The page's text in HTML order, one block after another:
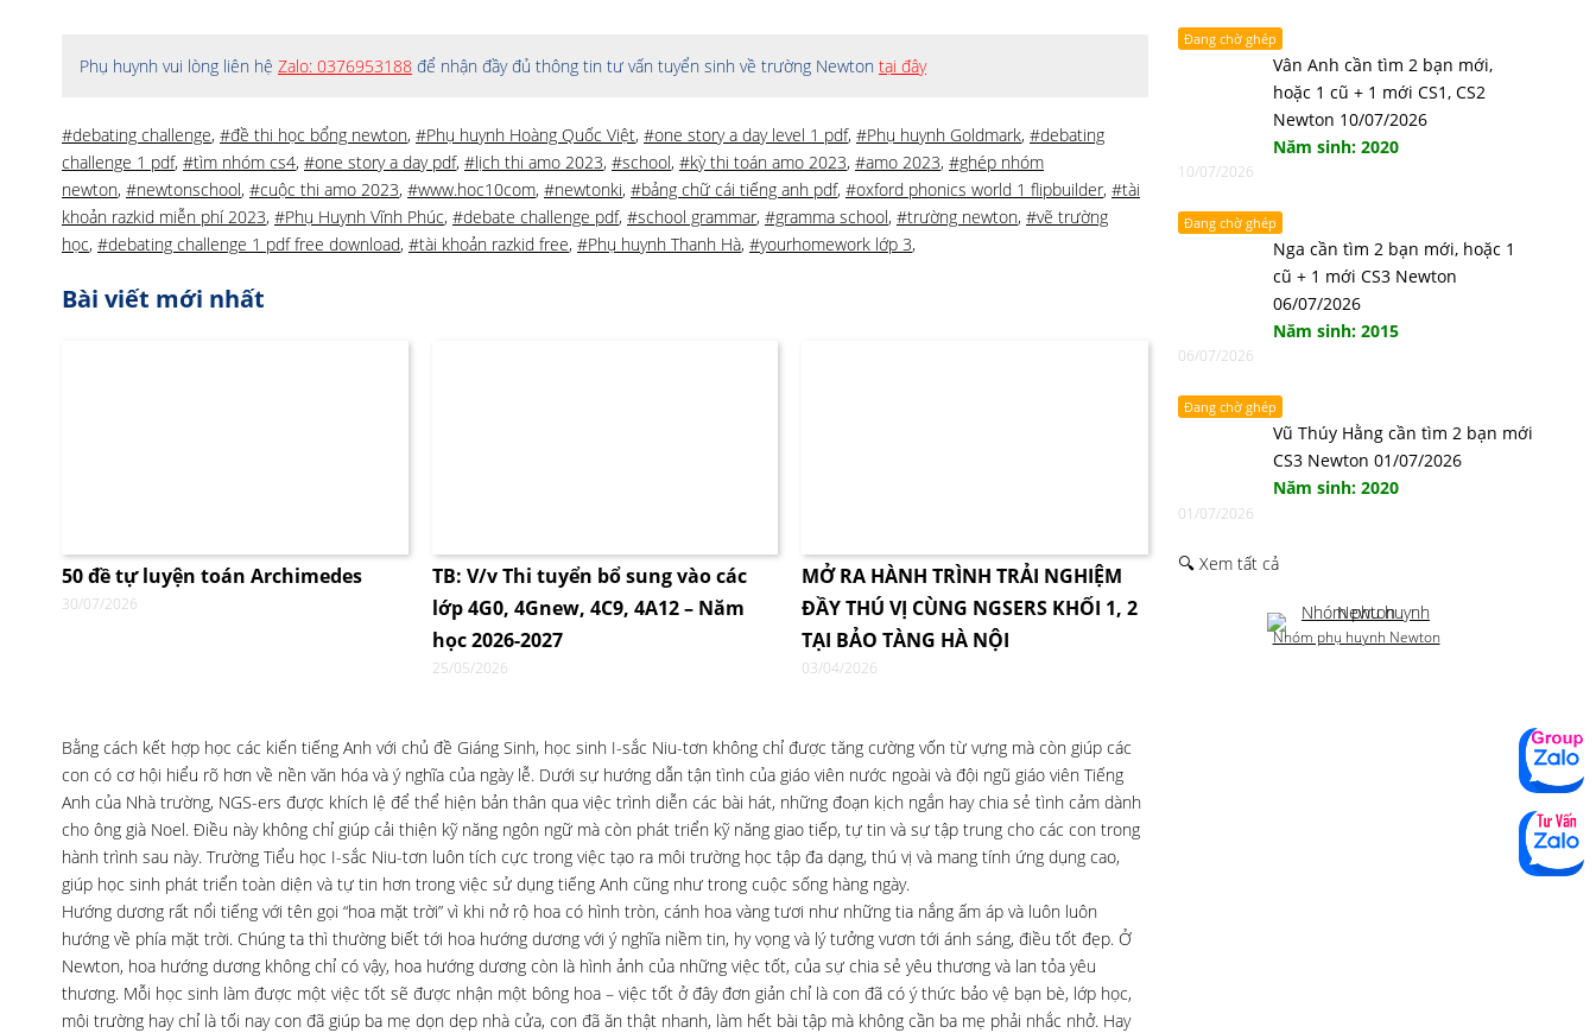
Phụ huynh vui lòng liên hệ Zalo: 0376953188 để nhận đầy đủ thông tin tư vấn tuyển sinh về trường Newton tại đây
#debating challenge, #đề thi học bổng newton, #Phụ huynh Hoàng Quốc Việt, #one story a day level 1 pdf, #Phụ huynh Goldmark, #debating
challenge 1 pdf, #tìm nhóm cs4, #one story a day pdf, #lịch thi amo 2023, #school, #kỳ thi toán amo 2023, #amo 2023, #ghép nhóm
newton, #newtonschool, #cuộc thi amo 2023, #www.hoc10com, #newtonki, #bảng chữ cái tiếng anh pdf, #oxford phonics world 1 flipbuilder, #tài
khoản razkid miễn phí 2023, #Phụ Huynh Vĩnh Phúc, #debate challenge pdf, #school grammar, #gramma school, #trường newton, #vẽ trường
học, #debating challenge 1 pdf free download, #tài khoản razkid free, #Phụ huynh Thanh Hà, #yourhomework lớp 3,
Bài viết mới nhất
50 đề tự luyện toán Archimedes
30/07/2026
TB: V/v Thi tuyển bổ sung vào các
lớp 4G0, 4Gnew, 4C9, 4A12 – Năm
học 2026-2027
25/05/2026
MỞ RA HÀNH TRÌNH TRẢI NGHIỆM
ĐẦY THÚ VỊ CÙNG NGSERS KHỐI 1, 2
TẠI BẢO TÀNG HÀ NỘI
03/04/2026
Bằng cách kết hợp học các kiến tiếng Anh với chủ đề Giáng Sinh, học sinh I-sắc Niu-tơn không chỉ được tăng cường vốn từ vựng mà còn giúp các
con có cơ hội hiểu rõ hơn về nền văn hóa và ý nghĩa của ngày lễ. Dưới sự hướng dẫn tận tình của giáo viên nước ngoài và đội ngũ giáo viên Tiếng
Anh của Nhà trường, NGS-ers được khích lệ để thể hiện bản thân qua việc trình diễn các bài hát, những đoạn kịch ngắn hay chia sẻ tình cảm dành
cho ông già Noel. Điều này không chỉ giúp cải thiện kỹ năng ngôn ngữ mà còn phát triển kỹ năng giao tiếp, tự tin và sự tập trung cho các con trong
hành trình sau này. Trường Tiểu học I-sắc Niu-tơn luôn tích cực trong việc tạo ra môi trường học tập đa dạng, thú vị và mang tính ứng dụng cao,
giúp học sinh phát triển toàn diện và tự tin hơn trong việc sử dụng tiếng Anh cũng như trong cuộc sống hàng ngày.
Hướng dương rất nổi tiếng với tên gọi “hoa mặt trời” vì khi nở rộ hoa có hình tròn, cánh hoa vàng tươi như những tia nắng ấm áp và luôn luôn
hướng về phía mặt trời. Chúng ta thì thường biết tới hoa hướng dương với ý nghĩa niềm tin, hy vọng và lý tưởng vươn tới ánh sáng, điều tốt đẹp. Ở
Newton, hoa hướng dương không chỉ có vậy, hoa hướng dương còn là hình ảnh của những việc tốt, của sự chia sẻ yêu thương và lan tỏa yêu
thương. Mỗi học sinh làm được một việc tốt sẽ được nhận một bông hoa – việc tốt ở đây đơn giản chỉ là con đã có ý thức bảo vệ bạn bè, lớp học,
môi trường hay chỉ là tối nay con đã giúp ba mẹ dọn dẹp nhà cửa, con đã ăn thật nhanh, làm hết bài tập mà không cần ba mẹ phải nhắc nhở. Hay
Đang chờ ghép
Vân Anh cần tìm 2 bạn mới,
hoặc 1 cũ + 1 mới CS1, CS2
Newton 10/07/2026
Năm sinh: 2020
10/07/2026
Đang chờ ghép
Nga cần tìm 2 bạn mới, hoặc 1
cũ + 1 mới CS3 Newton
06/07/2026
Năm sinh: 2015
06/07/2026
Đang chờ ghép
Vũ Thúy Hằng cần tìm 2 bạn mới
CS3 Newton 01/07/2026
Năm sinh: 2020
01/07/2026
🔍 Xem tất cả
Nhóm phụ huynh Newton